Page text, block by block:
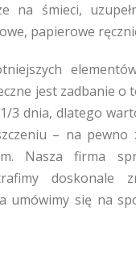
na śmieci,
papierowe
jest zadbanie o
3 dnia, dlatego
– na
Nasza firma
doskonale
umówimy się na